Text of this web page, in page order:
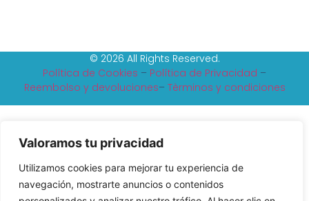
Valoramos tu privacidad
Utilizamos cookies para mejorar tu experiencia de
navegación, mostrarte anuncios o contenidos
© 2026 All Rights Reserved.
Política de Cookies – Política de Privacidad –
Reembolso y devoluciones– Tèrminos y condiciones